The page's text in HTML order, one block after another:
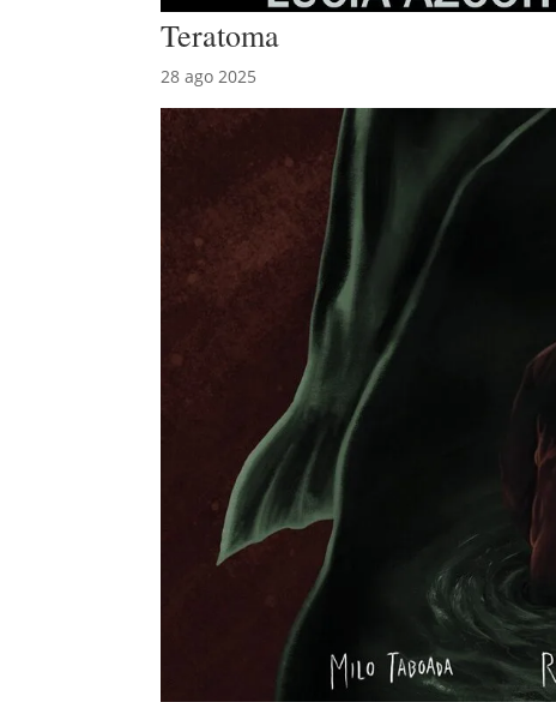
Teratoma
28 ago 2025